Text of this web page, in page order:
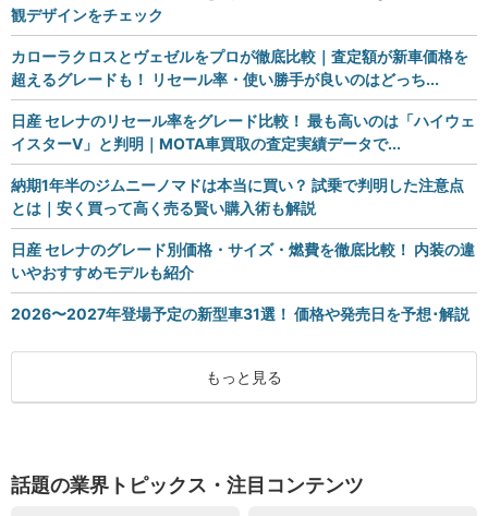
観デザインをチェック
カローラクロスとヴェゼルをプロが徹底比較｜査定額が新車価格を
超えるグレードも！ リセール率・使い勝手が良いのはどっち...
日産 セレナのリセール率をグレード比較！ 最も高いのは「ハイウェ
イスターV」と判明｜MOTA車買取の査定実績データで...
納期1年半のジムニーノマドは本当に買い？ 試乗で判明した注意点
とは｜安く買って高く売る賢い購入術も解説
日産 セレナのグレード別価格・サイズ・燃費を徹底比較！ 内装の違
いやおすすめモデルも紹介
2026〜2027年登場予定の新型車31選！ 価格や発売日を予想･解説
もっと見る
話題の業界トピックス・注目コンテンツ